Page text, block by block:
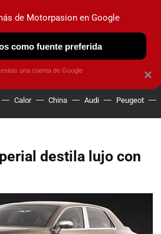
OBSERVATORIO
Calor China Audi Peugeot
destila lujo con
×
de Motorpasion en Google
como fuente preferida
una cuenta de Google